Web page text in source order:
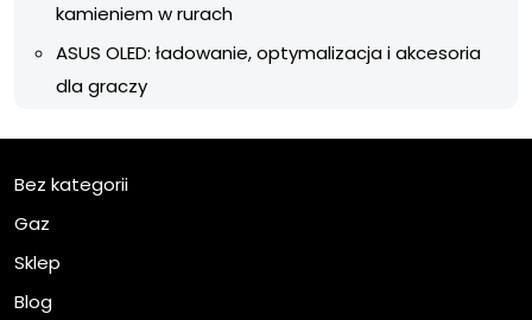
kamieniem w rurach
ASUS OLED: ładowanie, optymalizacja i akcesoria
dla graczy
Bez kategorii
Gaz
Sklep
Blog